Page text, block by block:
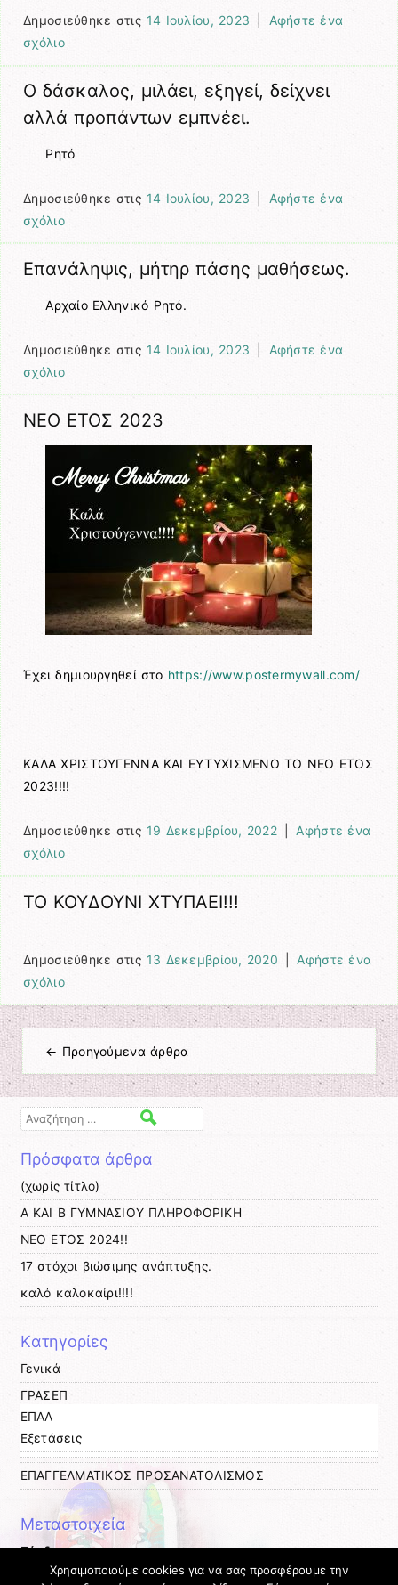
Δημοσιεύθηκε στις 14 Ιουλίου, 2023
Αφήστε ένα
σχόλιο
Ο δάσκαλος, μιλάει, εξηγεί, δείχνει
αλλά προπάντων εμπνέει.
Ρητό
Δημοσιεύθηκε στις 14 Ιουλίου, 2023
Αφήστε ένα
σχόλιο
Επανάληψις, μήτηρ πάσης μαθήσεως.
Αρχαίο Ελληνικό Ρητό.
Δημοσιεύθηκε στις 14 Ιουλίου, 2023
Αφήστε ένα
σχόλιο
ΝΕΟ ΕΤΟΣ 2023
Έχει δημιουργηθεί στο https://www.postermywall.com/
ΚΑΛΑ ΧΡΙΣΤΟΥΓΕΝΝΑ ΚΑΙ ΕΥΤΥΧΙΣΜΕΝΟ ΤΟ ΝΕΟ ΕΤΟΣ
2023!!!!
Δημοσιεύθηκε στις 19 Δεκεμβρίου, 2022
Αφήστε ένα
σχόλιο
ΤΟ ΚΟΥΔΟΥΝΙ ΧΤΥΠΑΕΙ!!!
Δημοσιεύθηκε στις 13 Δεκεμβρίου, 2020
Αφήστε ένα
σχόλιο
Πλοήγηση άρθρων
← Προηγούμενα άρθρα
Αναζήτηση
Πρόσφατα άρθρα
(χωρίς τίτλο)
Α ΚΑΙ Β ΓΥΜΝΑΣΙΟΥ ΠΛΗΡΟΦΟΡΙΚΗ
ΝΕΟ ΕΤΟΣ 2024!!
17 στόχοι βιώσιμης ανάπτυξης.
καλό καλοκαίρι!!!!
Kατηγορίες
Γενικά
ΓΡΑΣΕΠ
ΕΠΑΛ
Εξετάσεις
ΕΠΑΓΓΕΛΜΑΤΙΚΟΣ ΠΡΟΣΑΝΑΤΟΛΙΣΜΟΣ
Μεταστοιχεία
Σύνδεση
Entries
Χρησιμοποιούμε cookies για να σας προσφέρουμε την